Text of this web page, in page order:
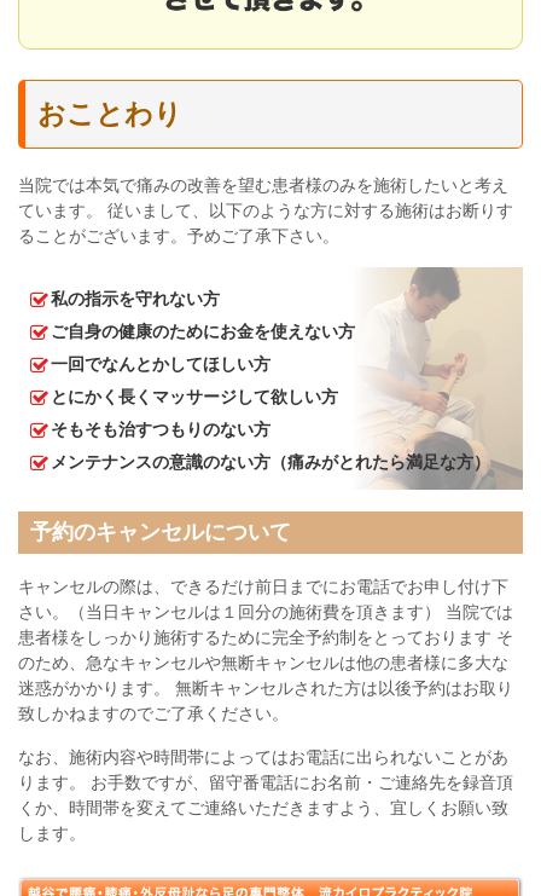
おことわり
当院では本気で痛みの改善を望む患者様のみを施術したいと考え
ています。 従いまして、以下のような方に対する施術はお断りす
ることがございます。予めご了承下さい。
私の指示を守れない方
ご自身の健康のためにお金を使えない方
一回でなんとかしてほしい方
とにかく長くマッサージして欲しい方
そもそも治すつもりのない方
メンテナンスの意識のない方（痛みがとれたら満足な方）
予約のキャンセルについて
キャンセルの際は、できるだけ前日までにお電話でお申し付け下
さい。（当日キャンセルは１回分の施術費を頂きます） 当院では
患者様をしっかり施術するために完全予約制をとっております そ
のため、急なキャンセルや無断キャンセルは他の患者様に多大な
迷惑がかかります。 無断キャンセルされた方は以後予約はお取り
致しかねますのでご了承ください。
なお、施術内容や時間帯によってはお電話に出られないことがあ
ります。 お手数ですが、留守番電話にお名前・ご連絡先を録音頂
くか、時間帯を変えてご連絡いただきますよう、宜しくお願い致
します。